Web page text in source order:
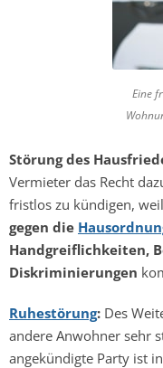
Eine
Störung des
Vermieter das Recht
fristlos zu kündigen,
gegen die
Handgreiflichkeiten,
Diskriminierungen
Ruhestörung: Des
andere Anwohner sehr
angekündigte Party ist